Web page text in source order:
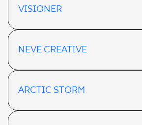
VISIONER
NEVE CREATIVE
ARCTIC STORM